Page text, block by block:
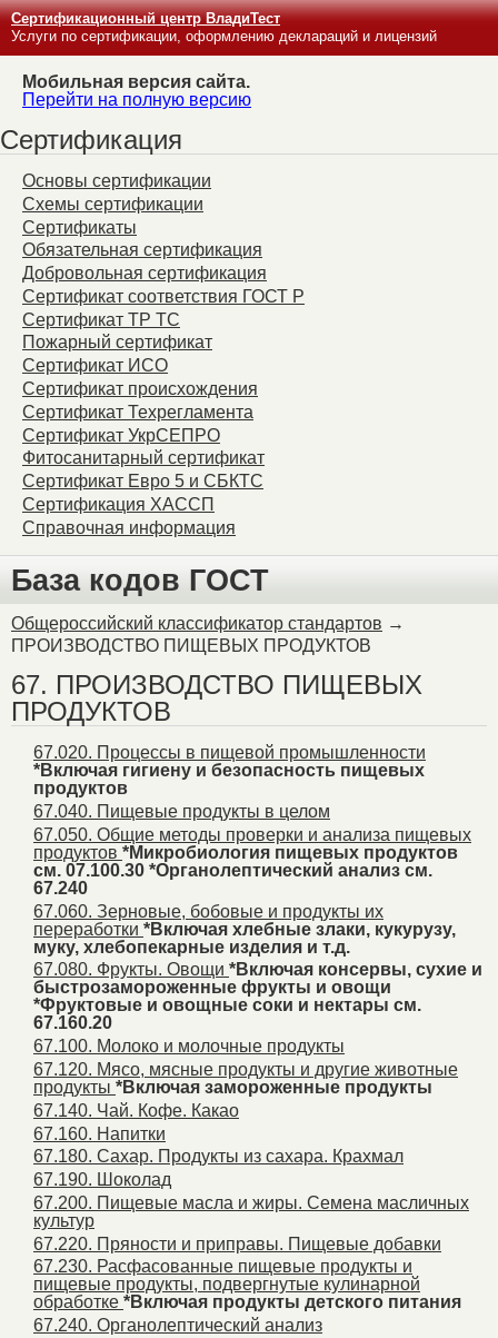
Сертификационный центр ВладиТест
Услуги по сертификации, оформлению деклараций и лицензий
Мобильная версия сайта.
Перейти на полную версию
Сертификация
Основы сертификации
Схемы сертификации
Сертификаты
Обязательная сертификация
Добровольная сертификация
Сертификат соответствия ГОСТ Р
Сертификат ТР ТС
Пожарный сертификат
Сертификат ИСО
Сертификат происхождения
Сертификат Техрегламента
Сертификат УкрСЕПРО
Фитосанитарный сертификат
Сертификат Евро 5 и СБКТС
Сертификация ХАССП
Справочная информация
База кодов ГОСТ
Общероссийский классификатор стандартов →
ПРОИЗВОДСТВО ПИЩЕВЫХ ПРОДУКТОВ
67. ПРОИЗВОДСТВО ПИЩЕВЫХ
ПРОДУКТОВ
67.020. Процессы в пищевой промышленности
*Включая гигиену и безопасность пищевых
продуктов
67.040. Пищевые продукты в целом
67.050. Общие методы проверки и анализа пищевых
продуктов *Микробиология пищевых продуктов
см. 07.100.30 *Органолептический анализ см.
67.240
67.060. Зерновые, бобовые и продукты их
переработки *Включая хлебные злаки, кукурузу,
муку, хлебопекарные изделия и т.д.
67.080. Фрукты. Овощи *Включая консервы, сухие и
быстрозамороженные фрукты и овощи
*Фруктовые и овощные соки и нектары см.
67.160.20
67.100. Молоко и молочные продукты
67.120. Мясо, мясные продукты и другие животные
продукты *Включая замороженные продукты
67.140. Чай. Кофе. Какао
67.160. Напитки
67.180. Сахар. Продукты из сахара. Крахмал
67.190. Шоколад
67.200. Пищевые масла и жиры. Семена масличных
культур
67.220. Пряности и приправы. Пищевые добавки
67.230. Расфасованные пищевые продукты и
пищевые продукты, подвергнутые кулинарной
обработке *Включая продукты детского питания
67.240. Органолептический анализ